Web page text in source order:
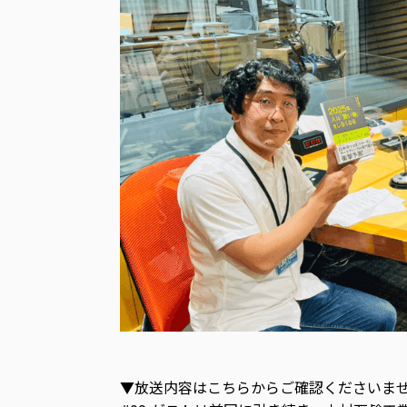
▼放送内容はこちらからご確認くださいま